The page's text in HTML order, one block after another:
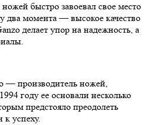
быстро завоевал свое место
два момента — высокое качество
делает упор на надежность, а
— производитель ножей,
году ее основали несколько
предстояло преодолеть
к успеху.